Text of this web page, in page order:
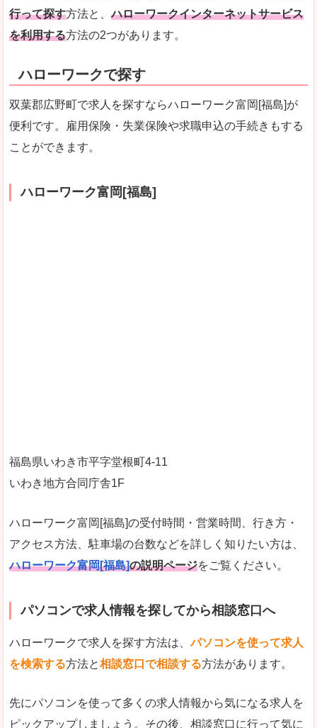
行って探す方法と、ハローワークインターネットサービス
を利用する方法の2つがあります。
ハローワークで探す
双葉郡広野町で求人を探すならハローワーク富岡[福島]が
便利です。雇用保険・失業保険や求職申込の手続きもする
ことができます。
ハローワーク富岡[福島]
福島県いわき市平字堂根町4-11
いわき地方合同庁舎1F
ハローワーク富岡[福島]の受付時間・営業時間、行き方・
アクセス方法、駐車場の台数などを詳しく知りたい方は、
ハローワーク富岡[福島]の説明ページをご覧ください。
パソコンで求人情報を探してから相談窓口へ
ハローワークで求人を探す方法は、パソコンを使って求人
を検索する方法と相談窓口で相談する方法があります。
先にパソコンを使って多くの求人情報から気になる求人を
ピックアップしましょう。その後、相談窓口に行って気に